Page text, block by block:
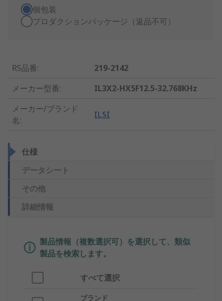
個包装
プロダクションパッケージ（返品不可）
RS品番:
219-2142
メーカー型番:
IL3X2-HX5F12.5-32.768KHz
メーカー/ブランド
名:
ILSI
仕様
データシート
その他
詳細情報
製品情報（複数選択可）を選択して、類似
製品を検索します。
すべて選択
ブランド